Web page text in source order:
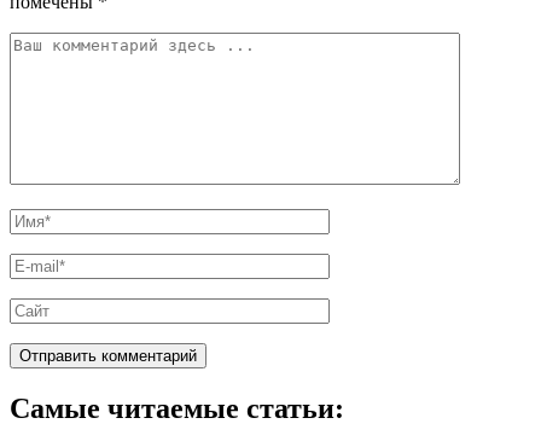
Самые читаемые статьи: